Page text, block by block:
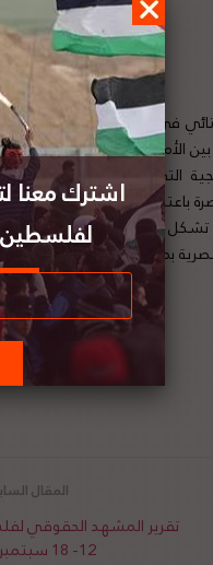
في التشكيلات القديمة
المختلفة لعلاقة
التي خلقتها سلطات
باعتبارها “تشكيل
سلطات الطوارئ نظاماً
بموجب شرعية إقصائية
12- 18 سبتمبر 2021
اشترك معنا